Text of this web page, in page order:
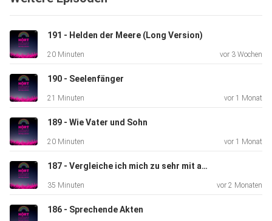
191 - Helden der Meere (Long Version)
20 Minuten vor 3 Wochen
190 - Seelenfänger
21 Minuten vor 1 Monat
189 - Wie Vater und Sohn
20 Minuten vor 1 Monat
187 - Vergleiche ich mich zu sehr mit anderen?
35 Minuten vor 2 Monaten
186 - Sprechende Akten